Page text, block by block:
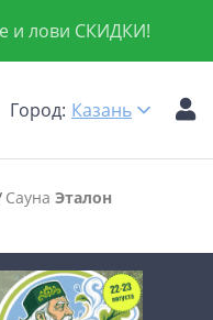
и лови СКИДКИ!
Город: Казань
Сауна Эталон